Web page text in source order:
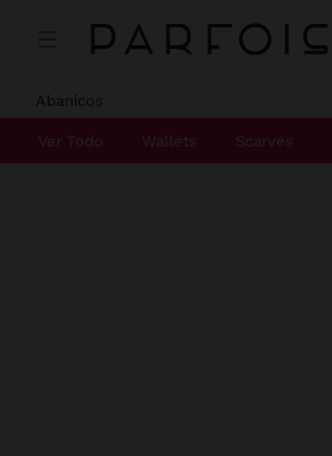
Abanicos
Ver Todo Wallets Scarves